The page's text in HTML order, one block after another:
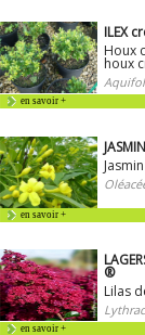
ILEX
Houx
houx
en savoir +
en savoir +
®
Lilas
en savoir +